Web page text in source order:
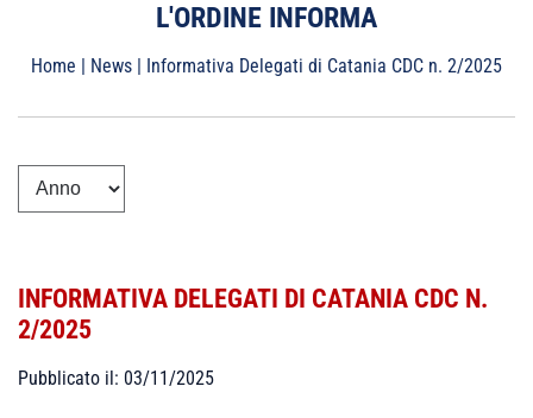
L'ORDINE INFORMA
Home | News | Informativa Delegati di Catania CDC n. 2/2025
INFORMATIVA DELEGATI DI CATANIA CDC N.
2/2025
Pubblicato il: 03/11/2025